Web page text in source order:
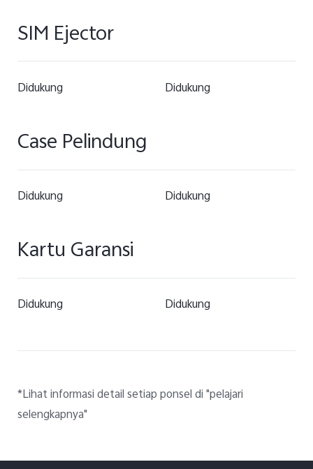
SIM Ejector
Didukung Didukung
Case Pelindung
Didukung Didukung
Kartu Garansi
Didukung Didukung
*Lihat informasi detail setiap ponsel di "pelajari
selengkapnya"